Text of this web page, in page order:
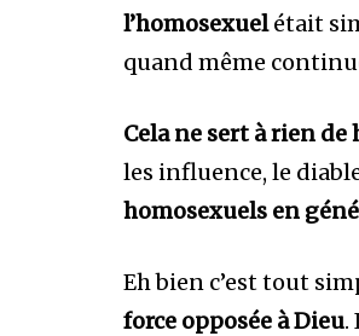
l’homosexuelétait
quand même
Cela ne sert à rien
les influence, le
homosexuels en
Eh bien c’est tout
force opposée à Dieu.